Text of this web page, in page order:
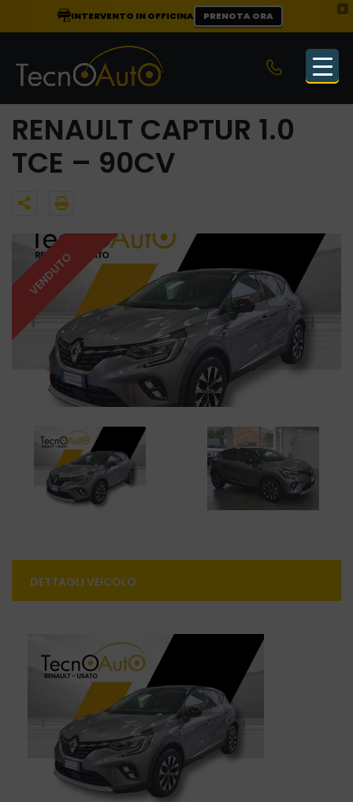
×
INTERVENTO IN OFFICINA PRENOTA ORA
RENAULT CAPTUR 1.0
TCE – 90CV
VENDUTO
DETTAGLI VEICOLO